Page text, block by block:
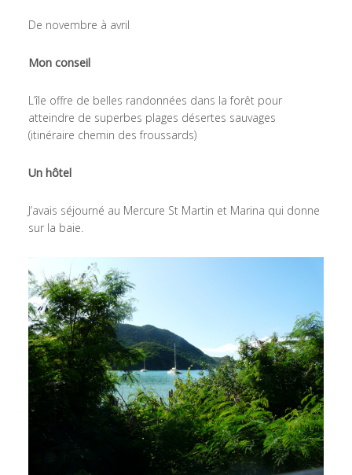
De novembre à avril
Mon conseil
L’île offre de belles randonnées dans la forêt pour
atteindre de superbes plages désertes sauvages
(itinéraire chemin des froussards)
Un hôtel
J’avais séjourné au Mercure St Martin et Marina qui donne
sur la baie.